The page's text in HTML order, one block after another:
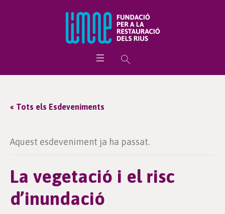
« Tots els Esdeveniments
Aquest esdeveniment ja ha passat.
La vegetació i el risc
d’inundació